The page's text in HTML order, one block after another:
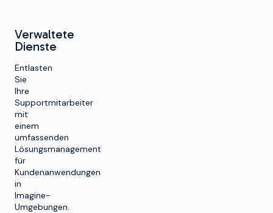
Verwaltete
Dienste
Entlasten
Sie
Ihre
Supportmitarbeiter
mit
einem
umfassenden
Lösungsmanagement
für
Kundenanwendungen
in
Imagine-
Umgebungen.